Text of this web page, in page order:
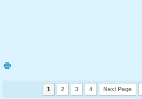
1 2 3 4 Next Page